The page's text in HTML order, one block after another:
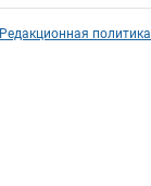
Редакционная политика